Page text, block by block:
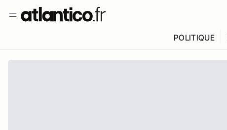
POLITIQUE